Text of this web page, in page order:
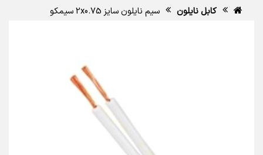
کابل نایلون سیم نایلون سایز 2x0.75 سیمکو